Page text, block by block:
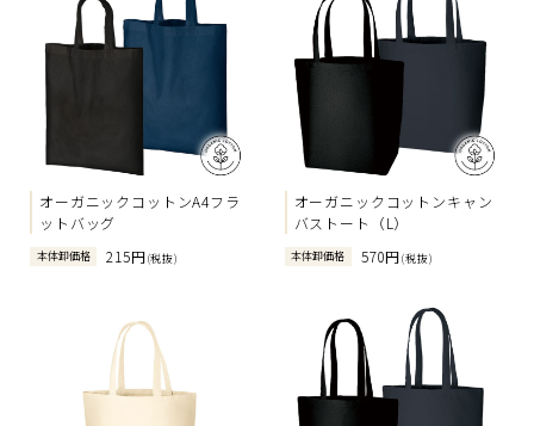
オーガニックコットンA4フラ
ットバッグ
本体卸価格 215円(税抜)
オーガニックコットンキャン
バストート（L）
本体卸価格 570円(税抜)